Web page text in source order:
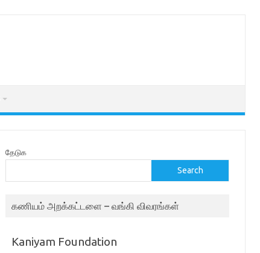
தேடுக
Search
கணியம் அறக்கட்டளை – வங்கி விவரங்கள்
Kaniyam Foundation